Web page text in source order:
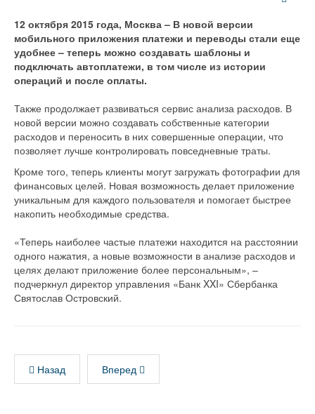
12 октября 2015 года, Москва – В новой версии
мобильного приложения платежи и переводы стали еще
удобнее – теперь можно создавать шаблоны и
подключать автоплатежи, в том числе из истории
операций и после оплаты.
Также продолжает развиваться сервис анализа расходов. В
новой версии можно создавать собственные категории
расходов и переносить в них совершенные операции, что
позволяет лучше контролировать повседневные траты.
Кроме того, теперь клиенты могут загружать фотографии для
финансовых целей. Новая возможность делает приложение
уникальным для каждого пользователя и помогает быстрее
накопить необходимые средства.
«Теперь наиболее частые платежи находится на расстоянии
одного нажатия, а новые возможности в анализе расходов и
целях делают приложение более персональным», –
подчеркнул директор управления «Банк XXI» Сбербанка
Святослав Островский.
Назад Вперед